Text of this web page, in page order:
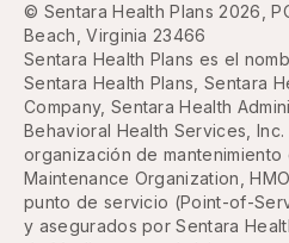
© Sentara Health Plans 2026,
Beach, Virginia 23466
Sentara Health Plans es el
Sentara Health Plans, Sentara
Company, Sentara Health
Behavioral Health Services,
organización de mantenimiento
Maintenance Organization,
punto de servicio (Point-of-
y asegurados por Sentara